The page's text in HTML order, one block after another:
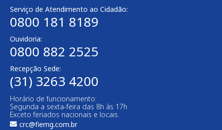
Serviço de Atendimento ao Cidadão:
0800 181 8189
Ouvidoria:
0800 882 2525​
Recepção Sede:
(31) 3263 4200
Horário de funcionamento:
Segunda a sexta-feira das 8h às 17h
Exceto feriados nacionais e locais.
crc@fiemg.com.br